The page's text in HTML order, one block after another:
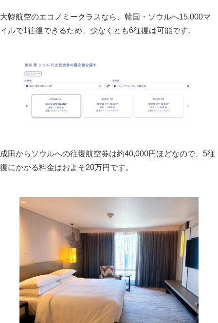
大韓航空のエコノミークラスなら、韓国・ソウルへ15,000マ
イルで1往復できるため、少なくとも6往復は可能です。
成田からソウルへの往復航空券は約40,000円ほどなので、5往
復にかかる料金はおよそ20万円です。